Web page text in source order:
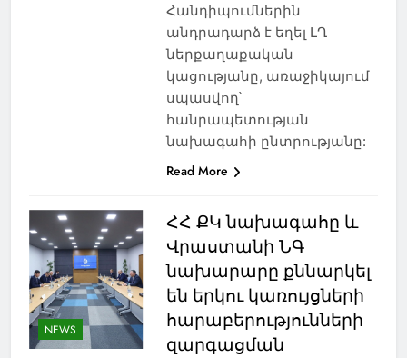
Հանդիպումներին
անդրադարձ է եղել ԼՂ
ներքաղաքական
կացությանը, առաջիկայում
սպասվող՝
հանրապետության
նախագահի ընտրությանը:
Read More
NEWS
ՀՀ ՔԿ նախագահը և
Վրաստանի ՆԳ
նախարարը քննարկել
են երկու կառույցների
հարաբերությունների
զարգացման